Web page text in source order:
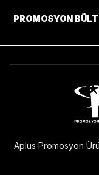
PROMOSYON
Aplus Promosyon